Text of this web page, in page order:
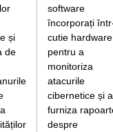
și
de
software
încorporați
cutie hardware
pentru a
monitoriza
atacurile
cibernetice și a
furniza
despre